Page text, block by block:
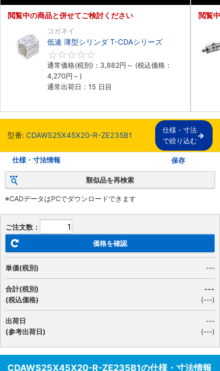
閲覧中の商品と併せてご検討ください
コガネイ
低速 薄型シリンダ T-CDAシリーズ
通常価格(税別)： 3,882円 ～ (税込価格：
4,270円 ～)
通常出荷日：15 日目
閲覧
型番: CDAWS25X45X20-R-ZE235B1
仕様・寸法
で絞り込む
仕様・寸法情報 保存
類似品を再検索
※CADデータはPCでダウンロードできます
ご注文数：
価格を確認
単価(税別) ---
合計(税別)
(税込価格)
---
(---)
出荷日
(参考出荷日)
---
(---)
CDAWS25X45X20-R-ZE235B1の仕様・寸法情報